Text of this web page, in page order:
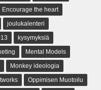
Encourage the heart
joulukalenteri
kysymyksiä
Mental Models
Monkey ideologia
Oppimisen Muotoilu